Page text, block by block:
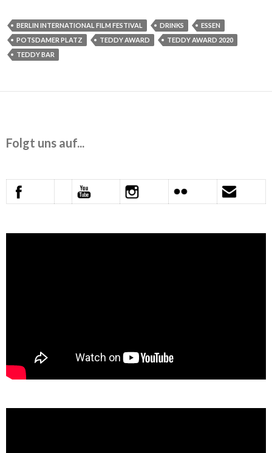
BERLIN INTERNATIONAL FILM FESTIVAL DRINKS
ESSEN
POTSDAMER PLATZ
TEDDY AWARD
TEDDY AWARD 2020
TEDDY BAR
Folgt uns auf...